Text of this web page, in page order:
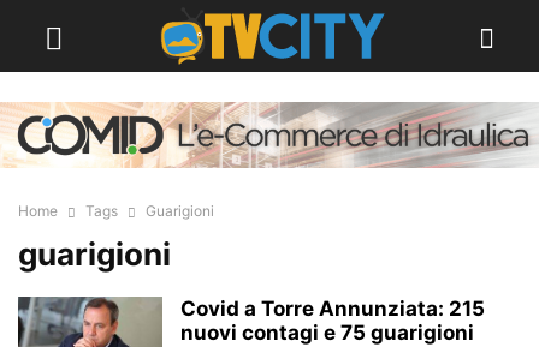
Home Tags Guarigioni
guarigioni
Covid a Torre Annunziata: 215
nuovi contagi e 75 guarigioni